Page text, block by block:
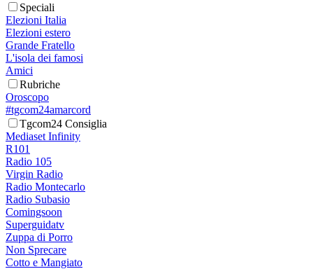
Speciali
Elezioni Italia
Elezioni estero
Grande Fratello
L'isola dei famosi
Amici
Rubriche
Oroscopo
#tgcom24amarcord
Tgcom24 Consiglia
Mediaset Infinity
R101
Radio 105
Virgin Radio
Radio Montecarlo
Radio Subasio
Comingsoon
Superguidatv
Zuppa di Porro
Non Sprecare
Cotto e Mangiato